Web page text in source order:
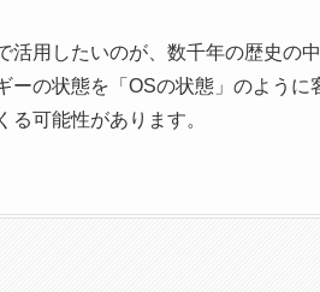
活用したいのが、数千年の歴史の
ーの状態を「OSの状態」のよう
る可能性があります。